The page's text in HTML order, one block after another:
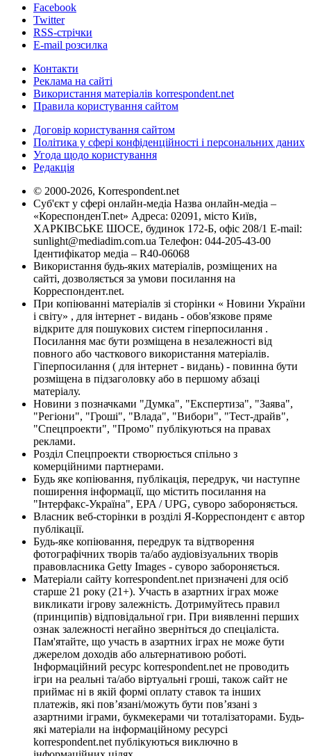
Facebook
Twitter
RSS-стрічки
E-mail розсилка
Контакти
Реклама на сайті
Використання матеріалів korrespondent.net
Правила користування сайтом
Договір користування сайтом
Політика у сфері конфіденційності і персональних даних
Угода щодо користування
Редакція
© 2000-2026, Korrespondent.net
Суб'єкт у сфері онлайн-медіа Назва онлайн-медіа –
«КореспонденТ.net» Адреса: 02091, місто Київ,
ХАРКІВСЬКЕ ШОСЕ, будинок 172-Б, офіс 208/1 E-mail:
sunlight@mediadim.com.ua Телефон: 044-205-43-00
Ідентифікатор медіа – R40-06068
Використання будь-яких матеріалів, розміщених на
сайті, дозволяється за умови посилання на
Корреспондент.net.
При копіюванні матеріалів зі сторінки « Новини України
і світу» , для інтернет - видань - обов'язкове пряме
відкрите для пошукових систем гіперпосилання .
Посилання має бути розміщена в незалежності від
повного або часткового використання матеріалів.
Гіперпосилання ( для інтернет - видань) - повинна бути
розміщена в підзаголовку або в першому абзаці
матеріалу.
Новини з позначками "Думка", "Експертиза", "Заява",
"Регіони", "Гроші", "Влада", "Вибори", "Тест-драйв",
"Спецпроекти", "Промо" публікуються на правах
реклами.
Розділ Спецпроекти створюється спільно з
комерційними партнерами.
Будь яке копіювання, публікація, передрук, чи наступне
поширення інформації, що містить посилання на
"Інтерфакс-Україна", EPA / UPG, суворо забороняється.
Власник веб-сторінки в розділі Я-Корреспондент є автор
публікації.
Будь-яке копіювання, передрук та відтворення
фотографічних творів та/або аудіовізуальних творів
правовласника Getty Images - суворо забороняється.
Матеріали сайту korrespondent.net призначені для осіб
старше 21 року (21+). Участь в азартних іграх може
викликати ігрову залежність. Дотримуйтесь правил
(принципів) відповідальної гри. При виявленні перших
ознак залежності негайно зверніться до спеціаліста.
Пам'ятайте, що участь в азартних іграх не може бути
джерелом доходів або альтернативою роботі.
Інформаційний ресурс korrespondent.net не проводить
ігри на реальні та/або віртуальні гроші, також сайт не
приймає ні в якій формі оплату ставок та інших
платежів, які пов’язані/можуть бути пов’язані з
азартними іграми, букмекерами чи тоталізаторами. Будь-
які матеріали на інформаційному ресурсі
korrespondent.net публікуються виключно в